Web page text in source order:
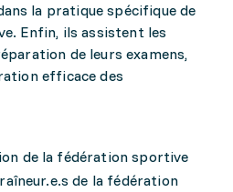
la pratique spécifique de
Enfin, ils assistent les
de leurs examens,
efficace des
de la fédération sportive
de la fédération